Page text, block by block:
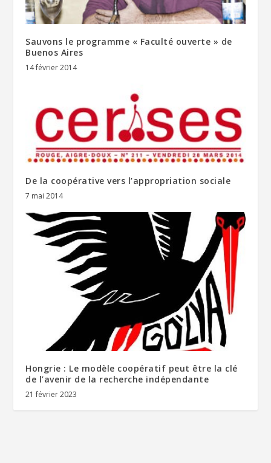
Sauvons le programme « Faculté ouverte » de
Buenos Aires
14 février 2014
De la coopérative vers l’appropriation sociale
7 mai 2014
Hongrie : Le modèle coopératif peut être la clé
de l’avenir de la recherche indépendante
21 février 2023